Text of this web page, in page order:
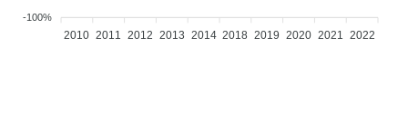
-100%
2010 2011 2012 2013 2014 2018 2019 2020 2021 2022